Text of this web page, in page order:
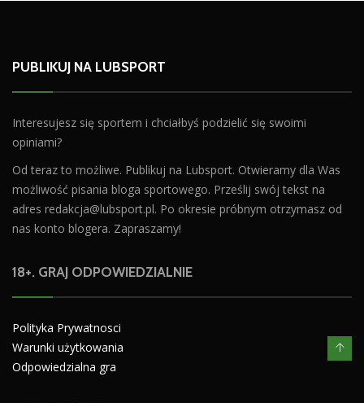
PUBLIKUJ NA LUBSPORT
Interesujesz się sportem i chciałbyś podzielić się swoimi
opiniami?
Od teraz to możliwe. Publikuj na Lubsport. Otwieramy dla Was
możliwość pisania bloga sportowego. Prześlij swój tekst na
adres redakcja@lubsport.pl. Po okresie próbnym otrzymasz od
nas konto blogera. Zapraszamy!
18+. GRAJ ODPOWIEDZIALNIE
Polityka Prywatnosci
Warunki użytkowania
Odpowiedzialna gra